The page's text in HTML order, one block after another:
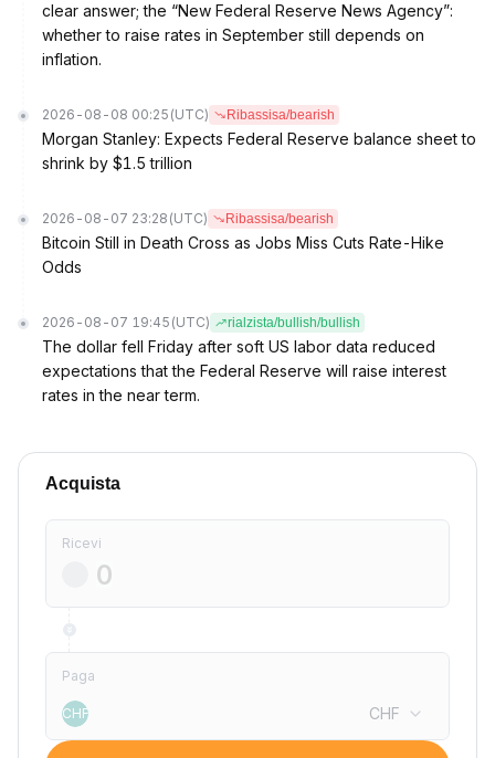
clear answer; the “New Federal Reserve News Agency”:
whether to raise rates in September still depends on
inflation.
2026-08-08 00:25 (UTC) Ribassisa/bearish
Morgan Stanley: Expects Federal Reserve balance sheet to
shrink by $1.5 trillion
2026-08-07 23:28 (UTC) Ribassisa/bearish
Bitcoin Still in Death Cross as Jobs Miss Cuts Rate-Hike
Odds
2026-08-07 19:45 (UTC) rialzista/bullish/bullish
The dollar fell Friday after soft US labor data reduced
expectations that the Federal Reserve will raise interest
rates in the near term.
Acquista
Ricevi
Paga
CHF CHF